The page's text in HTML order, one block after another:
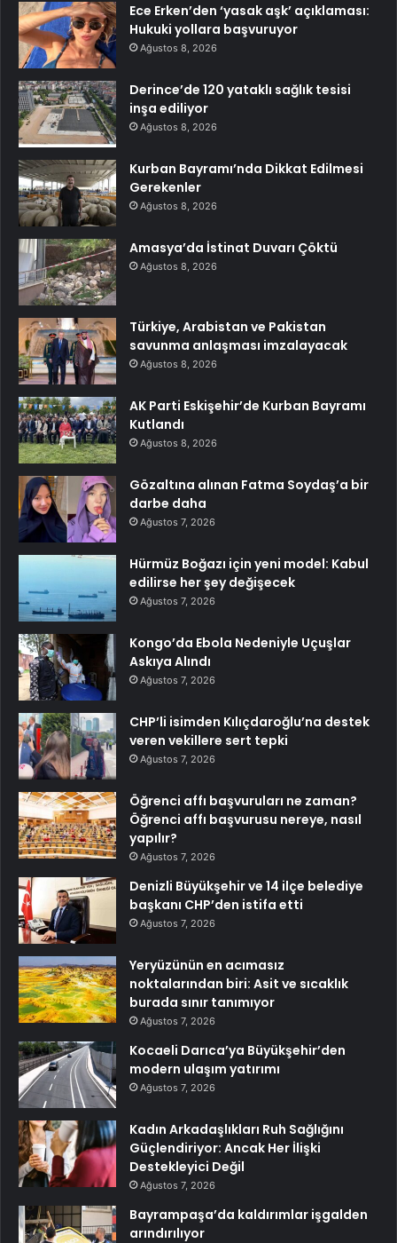
Ece Erken’den ‘yasak aşk’ açıklaması:
Hukuki yollara başvuruyor
Ağustos 8, 2026
Derince’de 120 yataklı sağlık tesisi
inşa ediliyor
Ağustos 8, 2026
Kurban Bayramı’nda Dikkat Edilmesi
Gerekenler
Ağustos 8, 2026
Amasya’da İstinat Duvarı Çöktü
Ağustos 8, 2026
Türkiye, Arabistan ve Pakistan
savunma anlaşması imzalayacak
Ağustos 8, 2026
AK Parti Eskişehir’de Kurban Bayramı
Kutlandı
Ağustos 8, 2026
Gözaltına alınan Fatma Soydaş’a bir
darbe daha
Ağustos 7, 2026
Hürmüz Boğazı için yeni model: Kabul
edilirse her şey değişecek
Ağustos 7, 2026
Kongo’da Ebola Nedeniyle Uçuşlar
Askıya Alındı
Ağustos 7, 2026
CHP’li isimden Kılıçdaroğlu’na destek
veren vekillere sert tepki
Ağustos 7, 2026
Öğrenci affı başvuruları ne zaman?
Öğrenci affı başvurusu nereye, nasıl
yapılır?
Ağustos 7, 2026
Denizli Büyükşehir ve 14 ilçe belediye
başkanı CHP’den istifa etti
Ağustos 7, 2026
Yeryüzünün en acımasız
noktalarından biri: Asit ve sıcaklık
burada sınır tanımıyor
Ağustos 7, 2026
Kocaeli Darıca’ya Büyükşehir’den
modern ulaşım yatırımı
Ağustos 7, 2026
Kadın Arkadaşlıkları Ruh Sağlığını
Güçlendiriyor: Ancak Her İlişki
Destekleyici Değil
Ağustos 7, 2026
Bayrampaşa’da kaldırımlar işgalden
arındırılıyor